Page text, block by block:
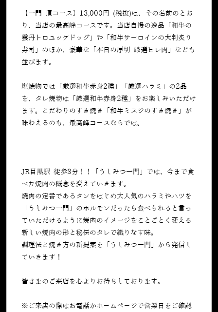
【一門 頂コース】 13,000円 (税抜)は、その名前のとお
り、当店の最高峰コースです。当店自慢の逸品「和牛の
雲丹トロユッケドッグ」や「和牛サーロインの大判炙り
寿司」のほか、豪華な「本日の厚切 厳選ヒレ肉」なども
並びます。
塩焼物では「厳選和牛赤身2種」「厳選ハラミ」の2品
を、タレ焼物は「厳選和牛赤身2種」をお楽しみいただけ
ます。こだわりのすき焼き「和牛ミスジのすき焼き」が
味わえるのも、最高峰コースならでは。
JR目黒駅 徒歩3分！！「うしみつ一門」では、今まで食
べた焼肉の概念を変えていきます。
焼肉の定番であるタンをはじめ大人気のハラミやハツを
「うしみつ一門」のホルモンだったら食べられると言っ
ていただけるように焼肉のイメージをことごとく変える
新しい焼肉の形と秘伝のタレで織りなす味。
調理法と焼き方の新提案を「うしみつ一門」から発信し
ていきます！
皆さまのご来店を心よりお待ちしております。
※ご来店の際はお電話かホームページで営業日をご確認